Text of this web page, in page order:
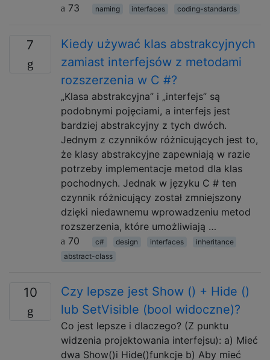
73
naming interfaces coding-standards
7
Kiedy używać klas abstrakcyjnych
zamiast interfejsów z metodami
rozszerzenia w C #?
„Klasa abstrakcyjna” i „interfejs” są
podobnymi pojęciami, a interfejs jest
bardziej abstrakcyjny z tych dwóch.
Jednym z czynników różnicujących jest to,
że klasy abstrakcyjne zapewniają w razie
potrzeby implementacje metod dla klas
pochodnych. Jednak w języku C # ten
czynnik różnicujący został zmniejszony
dzięki niedawnemu wprowadzeniu metod
rozszerzenia, które umożliwiają …
70
c# design interfaces
inheritance
abstract-class
10
Czy lepsze jest Show () + Hide ()
lub SetVisible (bool widoczne)?
Co jest lepsze i dlaczego? (Z punktu
widzenia projektowania interfejsu): a) Mieć
dwa Show()i Hide()funkcje b) Aby mieć